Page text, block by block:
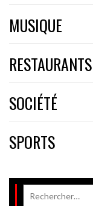
MUSIQUE
RESTAURANTS
SOCIÉTÉ
SPORTS